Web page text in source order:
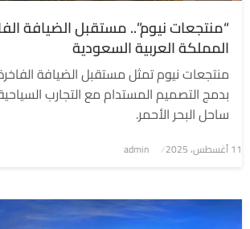
“منتجعات نيوم”.. مستقبل الضيافة
المملكة العربية السعودية
منتجعات نيوم تمثل مستقبل الضيافة
بدمج التصميم المستدام مع التجارب
ساحل البحر الأحمر.
نُشر
11 أغسطس، 2025 admin